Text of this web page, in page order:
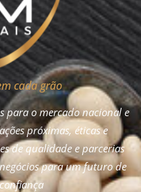
cada grão
para o mercado nacional e
próximas, éticas e
de qualidade e parcerias
para um futuro de